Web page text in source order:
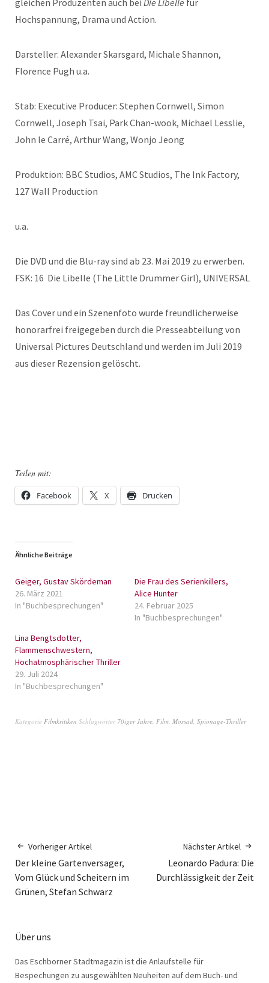
gleichen Produzenten auch bei Die Libelle für
Hochspannung, Drama und Action.
Darsteller: Alexander Skarsgard, Michale Shannon,
Florence Pugh u.a.
Stab: Executive Producer: Stephen Cornwell, Simon
Cornwell, Joseph Tsai, Park Chan-wook, Michael Lesslie,
John le Carré, Arthur Wang, Wonjo Jeong
Produktion: BBC Studios, AMC Studios, The Ink Factory,
127 Wall Production
u.a.
Die DVD und die Blu-ray sind ab 23. Mai 2019 zu erwerben.
FSK: 16 Die Libelle (The Little Drummer Girl), UNIVERSAL
Das Cover und ein Szenenfoto wurde freundlicherweise
honorarfrei freigegeben durch die Presseabteilung von
Universal Pictures Deutschland und werden im Juli 2019
aus dieser Rezension gelöscht.
Teilen mit:
Facebook X Drucken
Ähnliche Beiträge
Geiger, Gustav Skördeman
26. März 2021
In "Buchbesprechungen"
Die Frau des Serienkillers,
Alice Hunter
24. Februar 2025
In "Buchbesprechungen"
Lina Bengtsdotter,
Flammenschwestern,
Hochatmosphärischer Thriller
29. Juli 2024
In "Buchbesprechungen"
Kategorie Filmkritiken Schlagwörter 70iger Jahre, Film, Mossad, Spionage-Thriller
Vorheriger Artikel
Der kleine Gartenversager,
Vom Glück und Scheitern im
Grünen, Stefan Schwarz
Nächster Artikel
Leonardo Padura: Die
Durchlässigkeit der Zeit
Über uns
Das Eschborner Stadtmagazin ist die Anlaufstelle für
Bespechungen zu ausgewählten Neuheiten auf dem Buch- und